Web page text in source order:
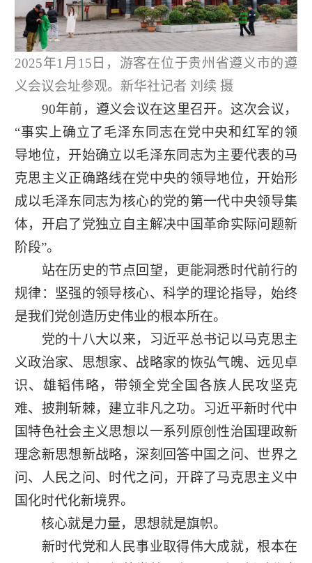
2025年1月15日，游客在位于贵州省遵义市的遵
义会议会址参观。新华社记者 刘续 摄
90年前，遵义会议在这里召开。这次会议，
“事实上确立了毛泽东同志在党中央和红军的领
导地位，开始确立以毛泽东同志为主要代表的马
克思主义正确路线在党中央的领导地位，开始形
成以毛泽东同志为核心的党的第一代中央领导集
体，开启了党独立自主解决中国革命实际问题新
阶段”。
站在历史的节点回望，更能洞悉时代前行的
规律：坚强的领导核心、科学的理论指导，始终
是我们党创造历史伟业的根本所在。
党的十八大以来，习近平总书记以马克思主
义政治家、思想家、战略家的恢弘气魄、远见卓
识、雄韬伟略，带领全党全国各族人民攻坚克
难、披荆斩棘，建立非凡之功。习近平新时代中
国特色社会主义思想以一系列原创性治国理政新
理念新思想新战略，深刻回答中国之问、世界之
问、人民之问、时代之问，开辟了马克思主义中
国化时代化新境界。
核心就是力量，思想就是旗帜。
新时代党和人民事业取得伟大成就，根本在